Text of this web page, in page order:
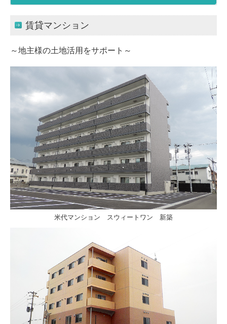
賃貸マンション
～地主様の土地活用をサポート～
米代マンション スウィートワン 新築